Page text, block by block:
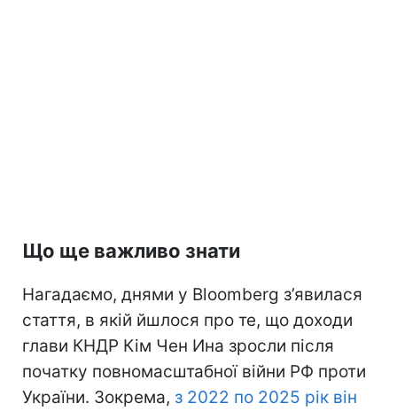
Що ще важливо знати
Нагадаємо, днями у Bloomberg з’явилася
стаття, в якій йшлося про те, що доходи
глави КНДР Кім Чен Ина зросли після
початку повномасштабної війни РФ проти
України. Зокрема, з 2022 по 2025 рік він